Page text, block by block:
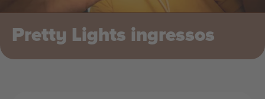
Pretty Lights ingressos